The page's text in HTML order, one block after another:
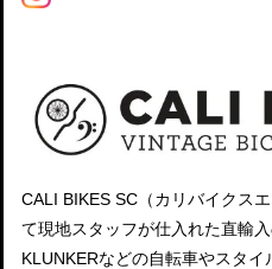
CALI BIKES SC（カリバイクス
て現地スタッフが仕入れた直輸
KLUNKERなどの自転車やスタ